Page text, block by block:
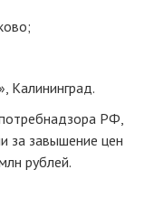
Калининград.
РФ,
за завышение цен
рублей.